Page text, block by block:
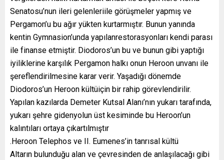
Senatosu’nun ileri gelenleriile görüşmeler yapmış ve
Pergamon’u bu ağır yükten kurtarmıştır. Bunun yanında
kentin Gymnasion’unda yapılanrestorasyonları kendi parası
ile finanse etmiştir. Diodoros’un bu ve bunun gibi yaptığı
iyiliklerine karşılık Pergamon halkı onun Heroon unvanı ile
şereflendirilmesine karar verir. Yaşadığı dönemde
Diodoros’un Heroon kültüiçin bir rahip görevlendirilir.
Yapılan kazılarda Demeter Kutsal Alanı’nın yukarı tarafında,
yukarı şehre gidenyolun üst kesiminde bu Heroon’un
kalıntıları ortaya çıkartılmıştır
.Heroon Telephos ve II. Eumenes’in tanrısal kültü
Altarın bulunduğu alan ve çevresinden de anlaşılacağı gibi